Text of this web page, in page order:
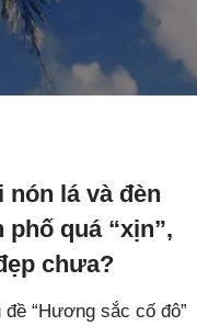
lá và đèn
quá “xịn”,
chưa?
“Hương sắc cố đô”